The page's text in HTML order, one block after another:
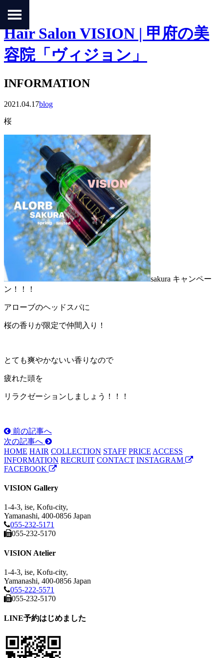
Hair Salon VISION | 甲府の美
容院「ヴィジョン」
INFORMATION
2021.04.17blog
桜
sakura キャンペー
ン！！！
アローブのヘッドスパに
桜の香りが限定で仲間入り！
とても爽やかないい香りなので
疲れた頭を
リラクゼーションしましょう！！！
前の記事へ
次の記事へ
HOME HAIR COLLECTION STAFF PRICE ACCESS
INFORMATION RECRUIT CONTACT INSTAGRAM
FACEBOOK
VISION Gallery
1-4-3, ise, Kofu-city,
Yamanashi, 400-0856 Japan
055-232-5171
055-232-5170
VISION Atelier
1-4-3, ise, Kofu-city,
Yamanashi, 400-0856 Japan
055-222-5571
055-232-5170
LINE予約はじめました